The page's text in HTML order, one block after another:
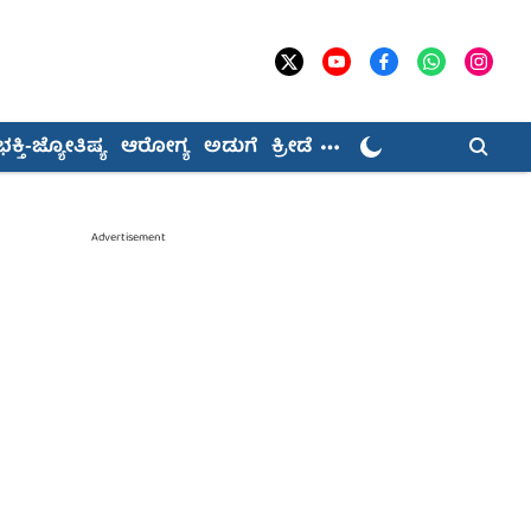
ಜ್ಯೋತಿಷ್ಯ ಆರೋಗ್ಯ ಅಡುಗೆ ಕ್ರೀಡೆ
Advertisement